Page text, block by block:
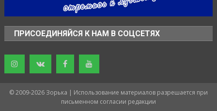
ПРИСОЕДИНЯЙСЯ К НАМ В СОЦСЕТЯХ
© 2009-2026 Зорька | Использование материалов разрешается при
письменном согласии редакции